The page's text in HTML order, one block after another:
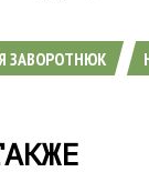
ЗАВОРОТНЮК